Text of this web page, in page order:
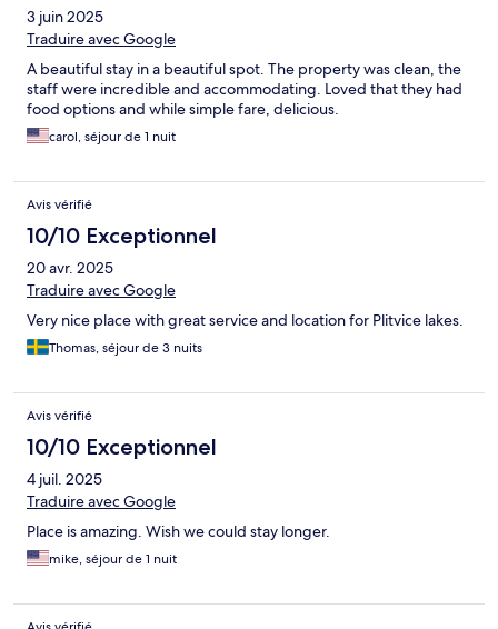
3 juin 2025
Traduire avec Google
A beautiful stay in a beautiful spot. The property was clean, the
staff were incredible and accommodating. Loved that they had
food options and while simple fare, delicious.
carol, séjour de 1 nuit
Avis vérifié
10/10 Exceptionnel
20 avr. 2025
Traduire avec Google
Very nice place with great service and location for Plitvice lakes.
Thomas, séjour de 3 nuits
Avis vérifié
10/10 Exceptionnel
4 juil. 2025
Traduire avec Google
Place is amazing. Wish we could stay longer.
mike, séjour de 1 nuit